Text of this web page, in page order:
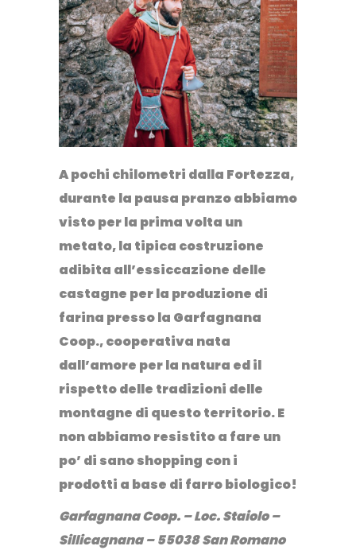
A pochi chilometri dalla Fortezza,
durante la pausa pranzo abbiamo
visto per la prima volta un
metato, la tipica costruzione
adibita all’essiccazione delle
castagne per la produzione di
farina presso la Garfagnana
Coop., cooperativa nata
dall’amore per la natura ed il
rispetto delle tradizioni delle
montagne di questoterritorio.E
non abbiamo resistito a fare un
po’ di sano shopping con i
prodotti a base di farro biologico!
Garfagnana Coop. – Loc. Staiolo –
Sillicagnana – 55038 San Romano